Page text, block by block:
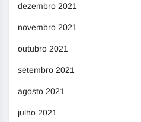
dezembro 2021
novembro 2021
outubro 2021
setembro 2021
agosto 2021
julho 2021